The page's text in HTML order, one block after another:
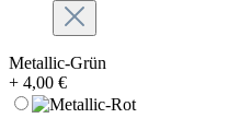
Metallic-Grün
+ 4,00 €